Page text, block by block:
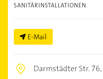
SANITÄRINSTALLATIONEN
E-Mail
Darmstädter Str. 76,